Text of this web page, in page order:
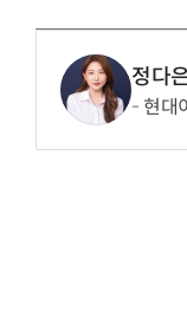
정다
현대